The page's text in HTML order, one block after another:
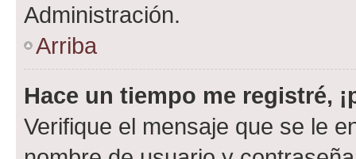
Administración.
Arriba
Hace un tiempo me registré,
Verifique el mensaje que se le